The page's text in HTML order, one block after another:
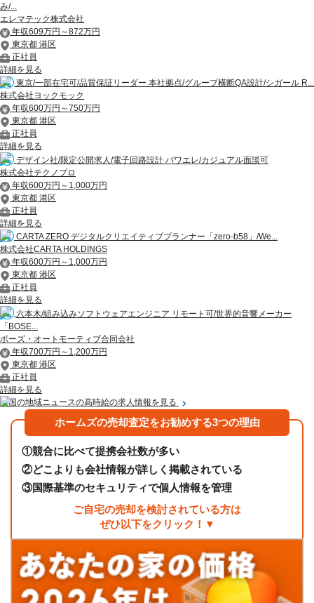
み/...
エレマテック株式会社
年収609万円～872万円
東京都 港区
正社員
詳細を見る
東京/一部在宅可/品質保証リーダー 本社拠点/グループ横断QA設計/シガール R...
株式会社ヨックモック
年収600万円～750万円
東京都 港区
正社員
詳細を見る
デザイン社/限定公開求人/電子回路設計 パワエレ/カジュアル面談可
株式会社テクノプロ
年収600万円～1,000万円
東京都 港区
正社員
詳細を見る
CARTA ZERO デジタルクリエイティブプランナー「zero-b58」/We...
株式会社CARTA HOLDINGS
年収600万円～1,000万円
東京都 港区
正社員
詳細を見る
六本木/組み込みソフトウェアエンジニア リモート可/世界的音響メーカー
「BOSE...
ボーズ・オートモーティブ合同会社
年収700万円～1,200万円
東京都 港区
正社員
詳細を見る
全国の地域ニュースの高時給の求人情報を見る
ホームズの売却査定をお勧めする3つの理由
①競合に比べて提携会社数が多い
②どこよりも会社情報が詳しく掲載されている
③国際基準のセキュリティで個人情報を管理
ご自宅の売却を検討されている方は
ぜひ以下をクリック！▼